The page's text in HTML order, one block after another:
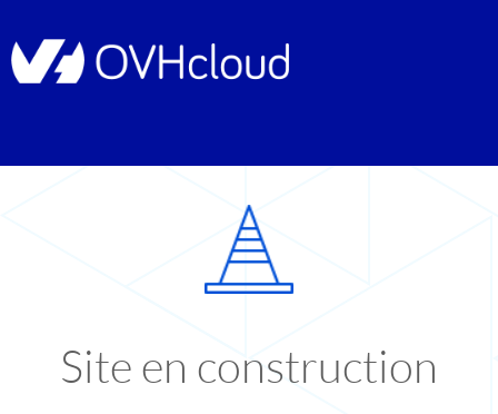
Site en construction